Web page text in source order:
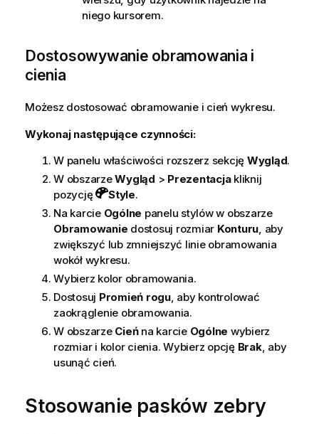
niego kursorem.
Dostosowywanie obramowania i
cienia
Możesz dostosować obramowanie i cień wykresu.
Wykonaj następujące czynności:
W panelu właściwości rozszerz sekcję Wygląd.
W obszarzeWygląd > Prezentacjakliknij
pozycję
Style.
Na karcie Ogólne panelu stylów w obszarze
Obramowanie dostosuj rozmiar Konturu, aby
zwiększyć lub zmniejszyć linie obramowania
wokół wykresu.
Wybierz kolor obramowania.
Dostosuj Promień rogu, aby kontrolować
zaokrąglenie obramowania.
W obszarze Cieńna karcie Ogólne wybierz
rozmiar i kolor cienia. Wybierz opcję Brak, aby
usunąć cień.
Stosowanie pasków zebry